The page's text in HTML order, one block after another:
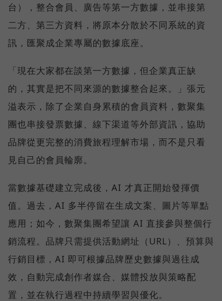
台），整合會員、廣告等第一方數據，並串接第
二方、第三方資料，將原本分散於不同系統的資
訊，匯聚成企業專屬的數據底座。
「現在大家都在談第一方數據，但企業真正缺
的，其實是把不同來源的數據整合起來。」張元
溢表示，除了企業自身累積的會員資料，數聚集
團也串接發票數據、線下渠道等外部資訊，協助
品牌從更完整的消費旅程理解市場，而不是只看
見自己的會員輪廓。
當數據基礎建立完成後，AI 才真正開始發揮價
值。過去，AI 多半停留在生成文案、圖片等單點
應用；如今，數聚集團希望讓 AI 直接參與整個行
銷流程。品牌只需提供活動網址（URL）、預算與
行銷目標，AI 即可根據品牌歷史數據與過往成
效，自動完成創作者媒合、媒體投放與策略配
置，並在執行過程中持續學習與優化。